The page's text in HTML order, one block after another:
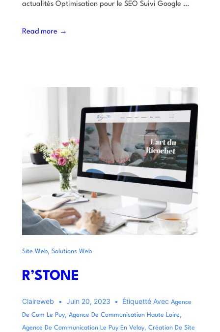
actualités Optimisation pour le SEO Suivi Google …
Read more →
Site Web, Solutions Web
R’STONE
Claireweb Juin 20, 2023 Étiquetté AvecAgence
De Com Le Puy, Agence De Communication Haute Loire,
Agence De Communication Le Puy En Velay, Création De Site